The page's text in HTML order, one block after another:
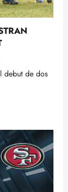
debut de dos